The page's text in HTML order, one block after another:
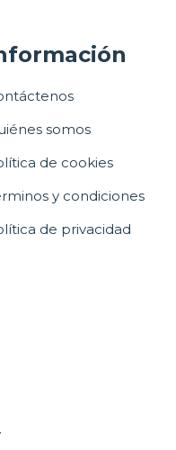
somos
de cookies
y condiciones
de privacidad